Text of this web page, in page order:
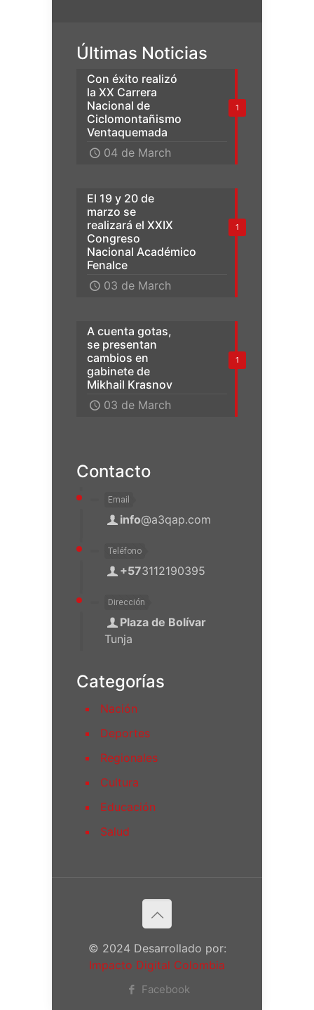
Últimas Noticias
1
Con éxito realizó
la XX Carrera
Nacional de
Ciclomontañismo
Ventaquemada
04 de March
1
El 19 y 20 de
marzo se
realizará el XXIX
Congreso
Nacional Académico
Fenalce
03 de March
1
A cuenta gotas,
se presentan
cambios en
gabinete de
Mikhail Krasnov
03 de March
Contacto
Email
info@a3qap.com
Teléfono
+573112190395
Dirección
Plaza de Bolívar
Tunja
Categorías
Nación
Deportes
Regionales
Cultura
Educación
Salud
© 2024 Desarrollado por:
Impacto Digital Colombia
Facebook